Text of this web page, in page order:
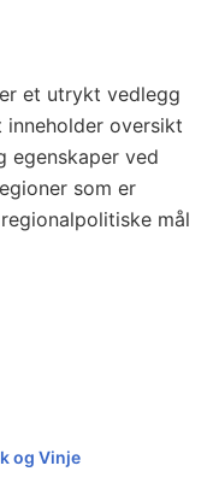
et utrykt vedlegg
oversikt
egenskaper ved
som er
mål
og Vinje